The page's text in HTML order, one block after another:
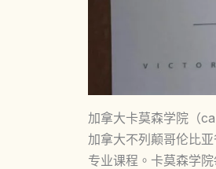
加拿大卡莫森学院（
加拿大不列颠哥伦比
专业课程。卡莫森学